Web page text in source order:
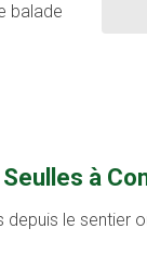
balade
à
le sentier